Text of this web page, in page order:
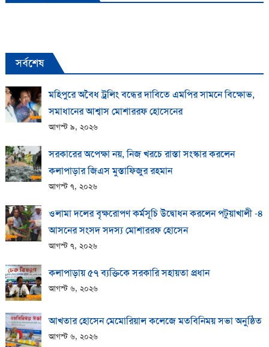
সর্বশেষ
মহিপুরে অবৈধ ট্রলিং বন্ধের দাবিতে এমপির সামনে বিক্ষোভ,
সমাধানের আশ্বাস মোশাররফ হোসেনের
আগস্ট ৯, ২০২৬
সরকারের অপেক্ষা নয়, নিজ খরচে রাস্তা সংস্কার করলেন
কলাপাড়ার জিএস মুস্তাফিজুর রহমান
আগস্ট ৭, ২০২৬
ওলামা দলের বৃক্ষরোপণ কর্মসূচি উদ্বোধন করলেন পটুয়াখালী -৪
আসনের সংসদ সদস্য মোশাররফ হোসেন
আগস্ট ৭, ২০২৬
কলাপাড়ায় ​৫৭ ব্যক্তিকে সরকারি সহায়তা প্রধান
আগস্ট ৬, ২০২৬
আখতার হোসেন মেমোরিয়াল কলেজে মতবিনিময় সভা অনুষ্ঠিত
আগস্ট ৬, ২০২৬